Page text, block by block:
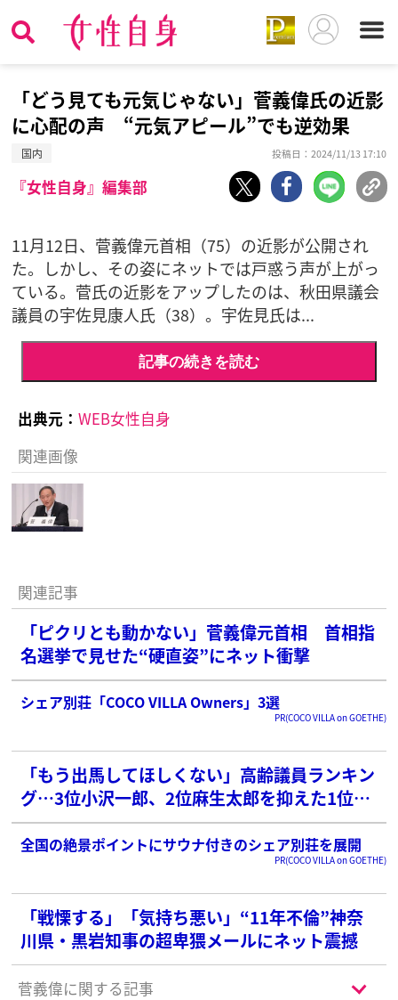
「どう見ても元気じゃない」菅義偉氏の近影
に心配の声 “元気アピール”でも逆効果
国内 投稿日：2024/11/13 17:10
『女性自身』編集部
11月12日、菅義偉元首相（75）の近影が公開され
た。しかし、その姿にネットでは戸惑う声が上がっ
ている。菅氏の近影をアップしたのは、秋田県議会
議員の宇佐見康人氏（38）。宇佐見氏は...
記事の続きを読む
出典元： WEB女性自身
関連画像
関連記事
「ピクリとも動かない」菅義偉元首相 首相指
名選挙で見せた“硬直姿”にネット衝撃
シェア別荘「COCO VILLA Owners」3選
PR(COCO VILLA on GOETHE)
「もう出馬してほしくない」高齢議員ランキン
グ…3位小沢一郎、2位麻生太郎を抑えた1位
は？
全国の絶景ポイントにサウナ付きのシェア別荘を展開
PR(COCO VILLA on GOETHE)
「戦慄する」「気持ち悪い」“11年不倫”神奈
川県・黒岩知事の超卑猥メールにネット震撼
菅義偉に関する記事